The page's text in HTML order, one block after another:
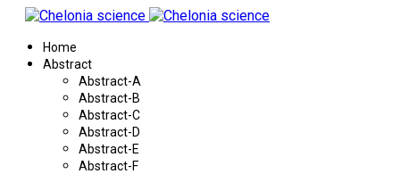
Home
Abstract
Abstract-A
Abstract-B
Abstract-C
Abstract-D
Abstract-E
Abstract-F